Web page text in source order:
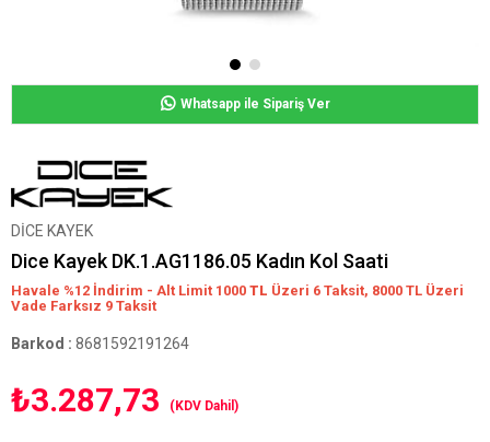
Whatsapp ile Sipariş Ver
DİCE KAYEK
Dice Kayek DK.1.AG1186.05 Kadın Kol Saati
Havale %12 İndirim - Alt Limit 1000 TL Üzeri 6 Taksit, 8000 TL Üzeri
Vade Farksız 9 Taksit
Barkod : 8681592191264
₺3.287,73 (KDV Dahil)